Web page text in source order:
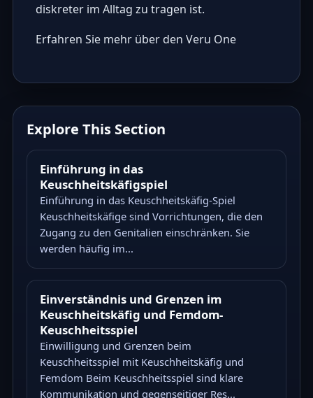
diskreter im Alltag zu tragen ist.
Erfahren Sie mehr über den Veru One
Explore This Section
Einführung in das
Keuschheitskäfigspiel
Einführung in das Keuschheitskäfig-Spiel
Keuschheitskäfige sind Vorrichtungen, die den
Zugang zu den Genitalien einschränken. Sie
werden häufig im...
Einverständnis und Grenzen im
Keuschheitskäfig und Femdom-
Keuschheitsspiel
Einwilligung und Grenzen beim
Keuschheitsspiel mit Keuschheitskäfig und
Femdom Beim Keuschheitsspiel sind klare
Kommunikation und gegenseitiger Res...